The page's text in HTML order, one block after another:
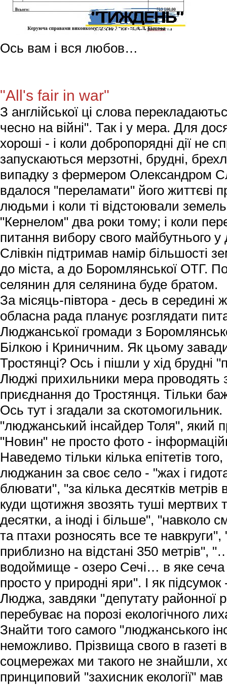
Ось вам і вся любов…
"All's fair in war"
З англійської ці слова
чесно на війні". Так і у мера. Для
хороші - і коли добропорядні дії не
запускаються мерзотні, брудні,
випадку з фермером Олександром
вдалося "переламати" його життєві
людьми і коли ті відстоювали
"Кернелом" два роки тому; і коли
питання вибору свого майбутнього у
Слівкін підтримав намір більшості
до міста, а до Боромлянської ОТГ.
селянин для селянина буде братом.
За місяць-півтора - десь в середині
обласна рада планує розглядати
Люджанської громади з
Білкою і Криничним. Як цьому
Тростянці? Ось і пішли у хід брудні
Люджі прихильники мера проводять
приєднання до Тростянця. Тільки
Ось тут і згадали за
"люджанський інсайдер Толя", який
"Новин" не просто фото -
Наведемо тільки кілька епітетів
люджанин за своє село - "жах і
блювати", "за кілька десятків
куди щотижня звозять туші мертвих
десятки, а іноді і більше", "навколо
та птахи розносять все те навкруги",
приблизно на відстані 350 метрів",
водоймище - озеро Сечі… в яке
просто у природні яри". І як
Люджа, завдяки "депутату районної
перебуває на порозі екологічного
Знайти того самого "люджанського
неможливо. Прізвища свого в газеті
соцмережах ми такого не знайшли,
принциповий "захисник екології"